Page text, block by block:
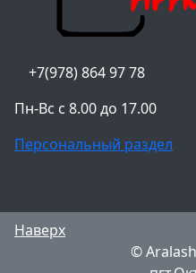
+7(978) 864 97 78
Пн-Вс с 8.00 до 17.00
Персональный раздел
Наверх
©